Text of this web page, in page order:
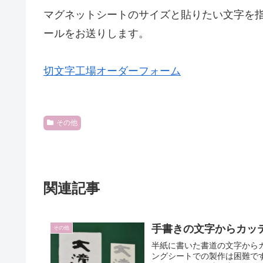
マグネットシートのサイズと貼りたい文字を
ールをお送りします。
切文字工場オーダーフォーム
その他
関連記事
その他 手書きの文字からカッ
半紙に書いた書道の文字から
ングシートでの製作は困難